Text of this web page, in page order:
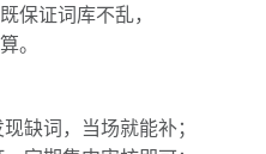
保证词库不乱，
。
缺词，当场就能补；